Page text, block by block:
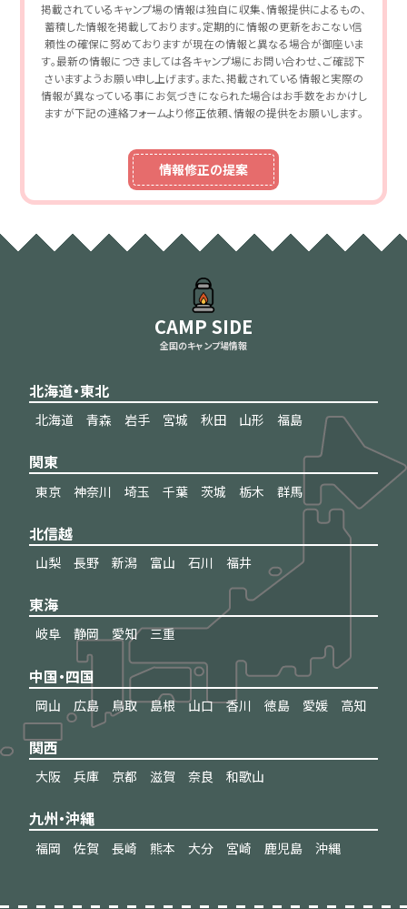
掲載されているキャンプ場の情報は独自に収集、情報提供によるもの、
蓄積した情報を掲載しております。定期的に情報の更新をおこない信
頼性の確保に努めておりますが現在の情報と異なる場合が御座いま
す。最新の情報につきましては各キャンプ場にお問い合わせ、ご確認下
さいますようお願い申し上げます。また、掲載されている情報と実際の
情報が異なっている事にお気づきになられた場合はお手数をおかけし
ますが下記の連絡フォームより修正依頼、情報の提供をお願いします。
情報修正の提案
CAMP SIDE
全国のキャンプ場情報
北海道・東北
北海道 青森 岩手 宮城 秋田 山形 福島
関東
東京 神奈川 埼玉 千葉 茨城 栃木 群馬
北信越
山梨 長野 新潟 富山 石川 福井
東海
岐阜 静岡 愛知 三重
中国・四国
岡山 広島 鳥取 島根 山口 香川 徳島 愛媛 高知
関西
大阪 兵庫 京都 滋賀 奈良 和歌山
九州・沖縄
福岡 佐賀 長崎 熊本 大分 宮崎 鹿児島 沖縄